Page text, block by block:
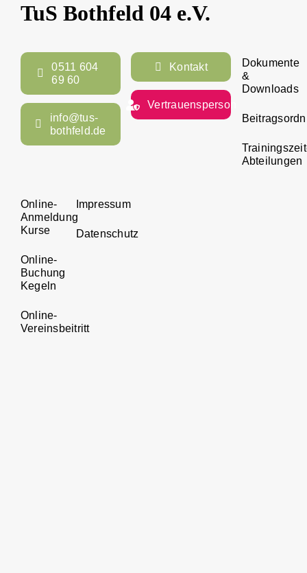
TuS Bothfeld 04 e.V.
0511 604
69 60
info@tus-
bothfeld.de
Kontakt
Vertrauensperson
Dokumente
&
Downloads
Abteilungen
Online-
Anmeldung
Kurse
Online-
Buchung
Kegeln
Online-
Vereinsbeitritt
Impressum
Datenschutz